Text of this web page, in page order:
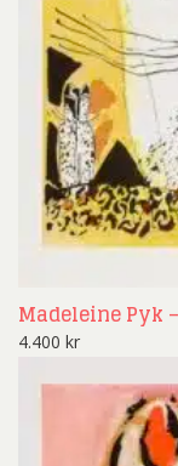
Madeleine Pyk
4.400 kr